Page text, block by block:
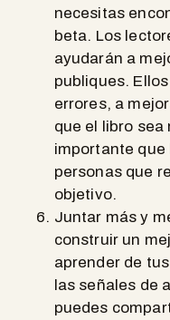
necesitas
beta. Los
ayudarán a
publiques.
errores, a
que el libro sea
importante
personas que
objetivo.
Juntar más y
construir un
aprender de
las señales de
puedes